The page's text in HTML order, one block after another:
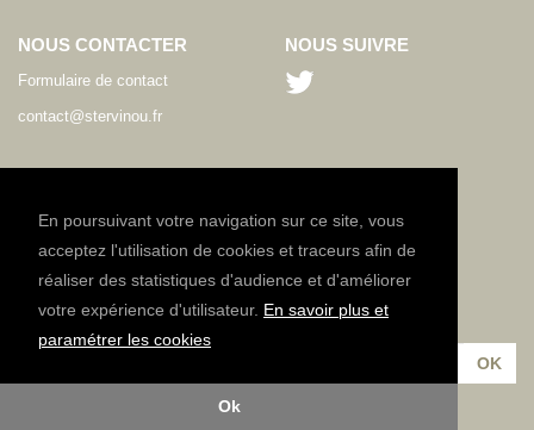
En poursuivant votre navigation sur ce site, vous
acceptez l'utilisation de cookies et traceurs afin de
réaliser des statistiques d'audience et d'améliorer
votre expérience d'utilisateur. En savoir plus et
paramétrer les cookies
Ok
NOUS CONTACTER
Formulaire de contact
contact@stervinou.fr
FR
NOUS SUIVRE
NEWSLETTER
Inscrivez-vous à notre lettre d'information :